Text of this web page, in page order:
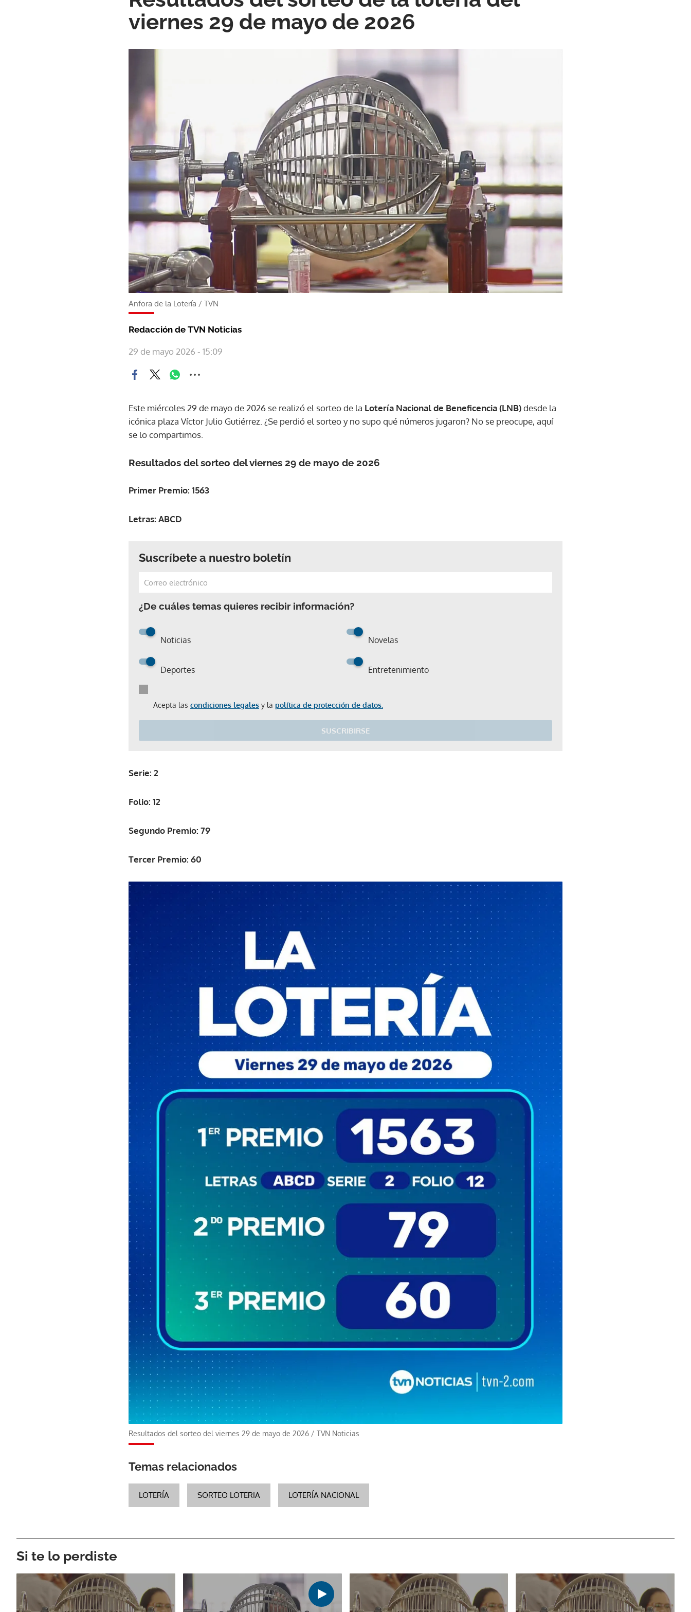
viernes 29 de mayo de 2026
Anfora de la Lotería / TVN
Redacción de TVN Noticias
29 de mayo 2026 - 15:09
Este miércoles 29 de mayo de 2026 se realizó el sorteo de la Lotería Nacional de Beneficencia (LNB)desde la
icónica plaza Víctor Julio Gutiérrez. ¿Se perdió el sorteo y no supo qué números jugaron? No se preocupe, aquí
se lo compartimos.
Resultados del sorteo del viernes 29 de mayo de 2026
Primer Premio: 1563
Letras: ABCD
Suscríbete a nuestro boletín
¿De cuáles temas quieres recibir información?
Noticias Novelas
Deportes Entretenimiento
Acepta las condiciones legales y la política de protección de datos.
SUSCRIBIRSE
Gracias por suscribirte a nuestro boletín.
ACEPTAR
Serie: 2
Folio: 12
Segundo Premio: 79
Tercer Premio: 60
Resultados del sorteo del viernes 29 de mayo de 2026 / TVN Noticias
Temas relacionados
LOTERÍA SORTEO LOTERIA LOTERÍA NACIONAL
Si te lo perdiste